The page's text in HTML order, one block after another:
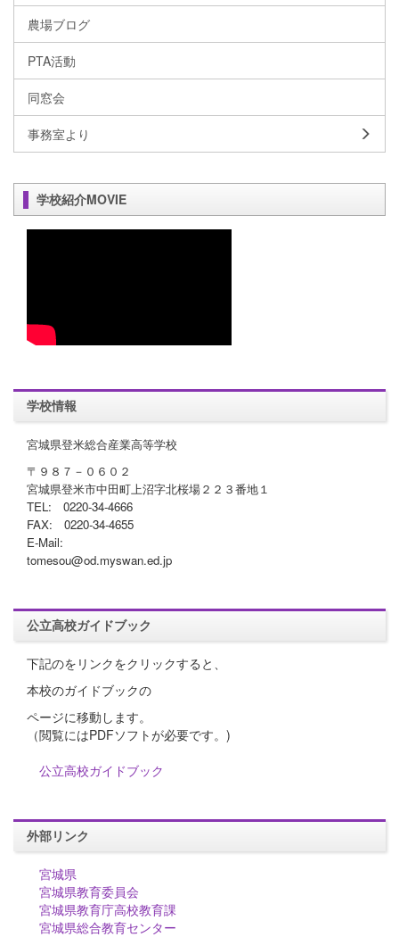
農場ブログ
PTA活動
同窓会
事務室より
学校紹介MOVIE
学校情報
宮城県登米総合産業高等学校
〒９８７－０６０２
宮城県登米市中田町上沼字北桜場２２３番地１
TEL: 0220-34-4666
FAX: 0220-34-4655
E-Mail:
tomesou@od.myswan.ed.jp
公立高校ガイドブック
下記のをリンクをクリックすると、
本校のガイドブックの
ページに移動します。
（閲覧にはPDFソフトが必要です。)
公立高校ガイドブック
外部リンク
宮城県
宮城県教育委員会
宮城県教育庁高校教育課
宮城県総合教育センター